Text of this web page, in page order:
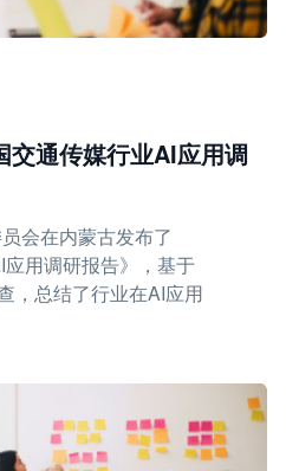
交通传媒行业AI应用调
会在内蒙古发布了
应用调研报告》，基于
，总结了行业在AI应用